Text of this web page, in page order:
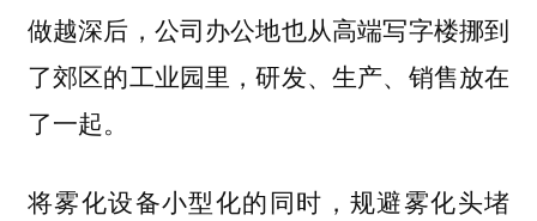
做越深后，公司办公地也从高端写字楼挪到
了郊区的工业园里，研发、生产、销售放在
了一起。
将雾化设备小型化的同时，规避雾化头堵